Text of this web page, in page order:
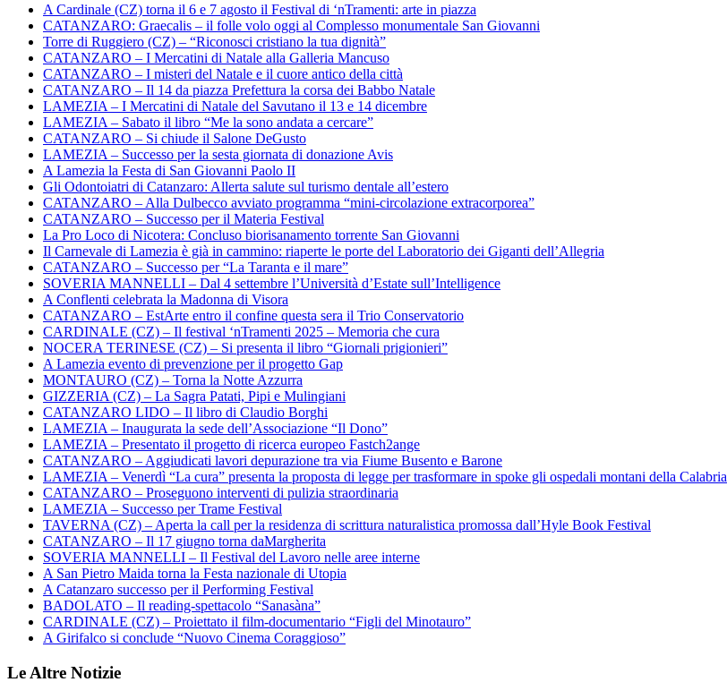
A Cardinale (CZ) torna il 6 e 7 agosto il Festival di ‘nTramenti: arte in piazza
CATANZARO: Graecalis – il folle volo oggi al Complesso monumentale San Giovanni
Torre di Ruggiero (CZ) – “Riconosci cristiano la tua dignità”
CATANZARO – I Mercatini di Natale alla Galleria Mancuso
CATANZARO – I misteri del Natale e il cuore antico della città
CATANZARO – Il 14 da piazza Prefettura la corsa dei Babbo Natale
LAMEZIA – I Mercatini di Natale del Savutano il 13 e 14 dicembre
LAMEZIA – Sabato il libro “Me la sono andata a cercare”
CATANZARO – Si chiude il Salone DeGusto
LAMEZIA – Successo per la sesta giornata di donazione Avis
A Lamezia la Festa di San Giovanni Paolo II
Gli Odontoiatri di Catanzaro: Allerta salute sul turismo dentale all’estero
CATANZARO – Alla Dulbecco avviato programma “mini-circolazione extracorporea”
CATANZARO – Successo per il Materia Festival
La Pro Loco di Nicotera: Concluso biorisanamento torrente San Giovanni
Il Carnevale di Lamezia è già in cammino: riaperte le porte del Laboratorio dei Giganti dell’Allegria
CATANZARO – Successo per “La Taranta e il mare”
SOVERIA MANNELLI – Dal 4 settembre l’Università d’Estate sull’Intelligence
A Conflenti celebrata la Madonna di Visora
CATANZARO – EstArte entro il confine questa sera il Trio Conservatorio
CARDINALE (CZ) – Il festival ‘nTramenti 2025 – Memoria che cura
NOCERA TERINESE (CZ) – Si presenta il libro “Giornali prigionieri”
A Lamezia evento di prevenzione per il progetto Gap
MONTAURO (CZ) – Torna la Notte Azzurra
GIZZERIA (CZ) – La Sagra Patati, Pipi e Mulingiani
CATANZARO LIDO – Il libro di Claudio Borghi
LAMEZIA – Inaugurata la sede dell’Associazione “Il Dono”
LAMEZIA – Presentato il progetto di ricerca europeo Fastch2ange
CATANZARO – Aggiudicati lavori depurazione tra via Fiume Busento e Barone
LAMEZIA – Venerdì “La cura” presenta la proposta di legge per trasformare in spoke gli ospedali montani della Calabria
CATANZARO – Proseguono interventi di pulizia straordinaria
LAMEZIA – Successo per Trame Festival
TAVERNA (CZ) – Aperta la call per la residenza di scrittura naturalistica promossa dall’Hyle Book Festival
CATANZARO – Il 17 giugno torna daMargherita
SOVERIA MANNELLI – Il Festival del Lavoro nelle aree interne
A San Pietro Maida torna la Festa nazionale di Utopia
A Catanzaro successo per il Performing Festival
BADOLATO – Il reading-spettacolo “Sanasàna”
CARDINALE (CZ) – Proiettato il film-documentario “Figli del Minotauro”
A Girifalco si conclude “Nuovo Cinema Coraggioso”
Le Altre Notizie